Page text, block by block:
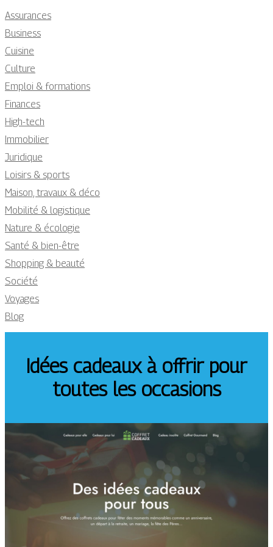
Assurances
Business
Cuisine
Culture
Emploi & formations
Finances
High-tech
Immobilier
Juridique
Loisirs & sports
Maison, travaux & déco
Mobilité & logistique
Nature & écologie
Santé & bien-être
Shopping & beauté
Société
Voyages
Blog
Idées cadeaux à offrir pour
toutes les occasions